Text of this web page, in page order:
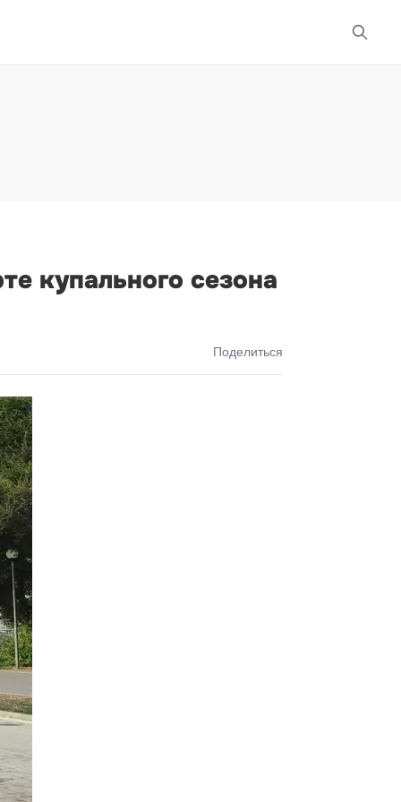
купального сезона
Поделиться